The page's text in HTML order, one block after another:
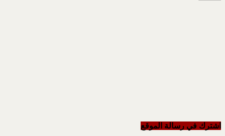
اشترك في رسالة الموقع